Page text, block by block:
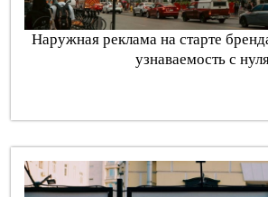
Наружная реклама на старте
узнаваемость с